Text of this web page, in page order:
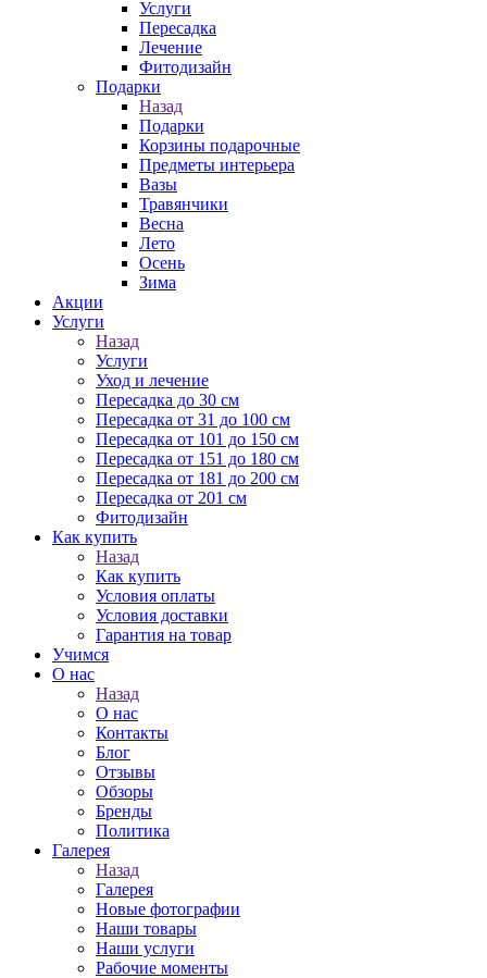
Услуги
Пересадка
Лечение
Фитодизайн
Подарки
Назад
Подарки
Корзины подарочные
Предметы интерьера
Вазы
Травянчики
Весна
Лето
Осень
Зима
Акции
Услуги
Назад
Услуги
Уход и лечение
Пересадка до 30 см
Пересадка от 31 до 100 см
Пересадка от 101 до 150 см
Пересадка от 151 до 180 см
Пересадка от 181 до 200 см
Пересадка от 201 см
Фитодизайн
Как купить
Назад
Как купить
Условия оплаты
Условия доставки
Гарантия на товар
Учимся
О нас
Назад
О нас
Контакты
Блог
Отзывы
Обзоры
Бренды
Политика
Галерея
Назад
Галерея
Новые фотографии
Наши товары
Наши услуги
Рабочие моменты